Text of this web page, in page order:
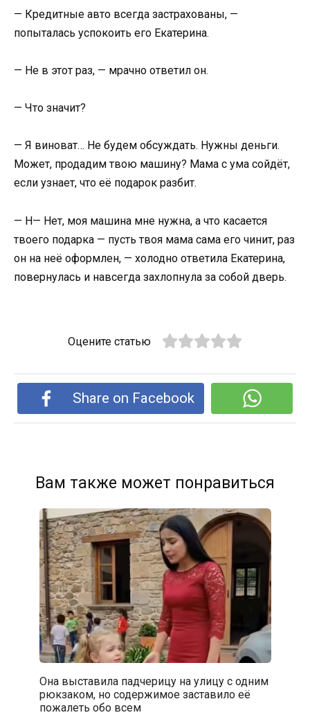
— Кредитные авто всегда застрахованы, —
попыталась успокоить его Екатерина.
— Не в этот раз, — мрачно ответил он.
— Что значит?
— Я виноват… Не будем обсуждать. Нужны деньги.
Может, продадим твою машину? Мама с ума сойдёт,
если узнает, что её подарок разбит.
— Н— Нет, моя машина мне нужна, а что касается
твоего подарка — пусть твоя мама сама его чинит, раз
он на неё оформлен, — холодно ответила Екатерина,
повернулась и навсегда захлопнула за собой дверь.
Оцените статью
Share on Facebook
Вам также может понравиться
Она выставила падчерицу на улицу с одним
рюкзаком, но содержимое заставило её
пожалеть обо всем